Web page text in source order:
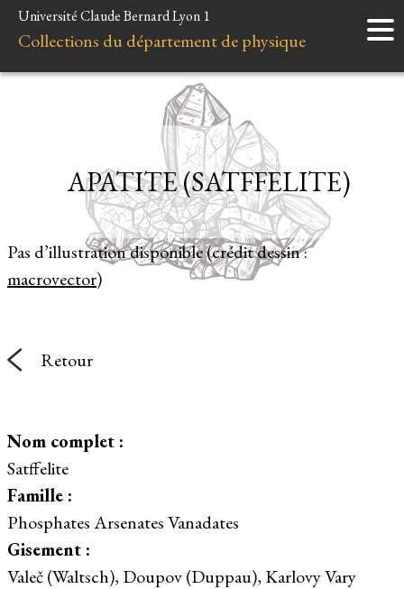
Accueil
Instruments
Liens et ressources
Université Claude Bernard Lyon 1
Collections du département de physique
Pas d’illustration disponible (crédit dessin :
macrovector)
APATITE (SATFFELITE)
Retour
Nom complet :
Satffelite
Famille :
Phosphates Arsenates Vanadates
Gisement :
Valeč (Waltsch), Doupov (Duppau), Karlovy Vary